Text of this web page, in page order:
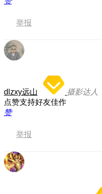
举报
dlzxy远山 摄影达人
点赞支持好友佳作
赞
举报